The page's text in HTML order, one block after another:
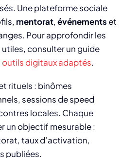
Une plateforme sociale
mentorat, événements et
Pour approfondir les
consulter un guide
outils digitaux adaptés.
rituels : binômes
sessions de speed
locales. Chaque
un objectif mesurable :
taux d’activation,
publiées.